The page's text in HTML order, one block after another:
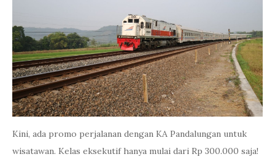
Kini, ada promo perjalanan dengan KA Pandalungan untuk
wisatawan. Kelas eksekutif hanya mulai dari Rp 300.000 saja!